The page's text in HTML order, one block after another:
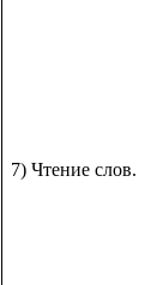
7) Чтение слов.